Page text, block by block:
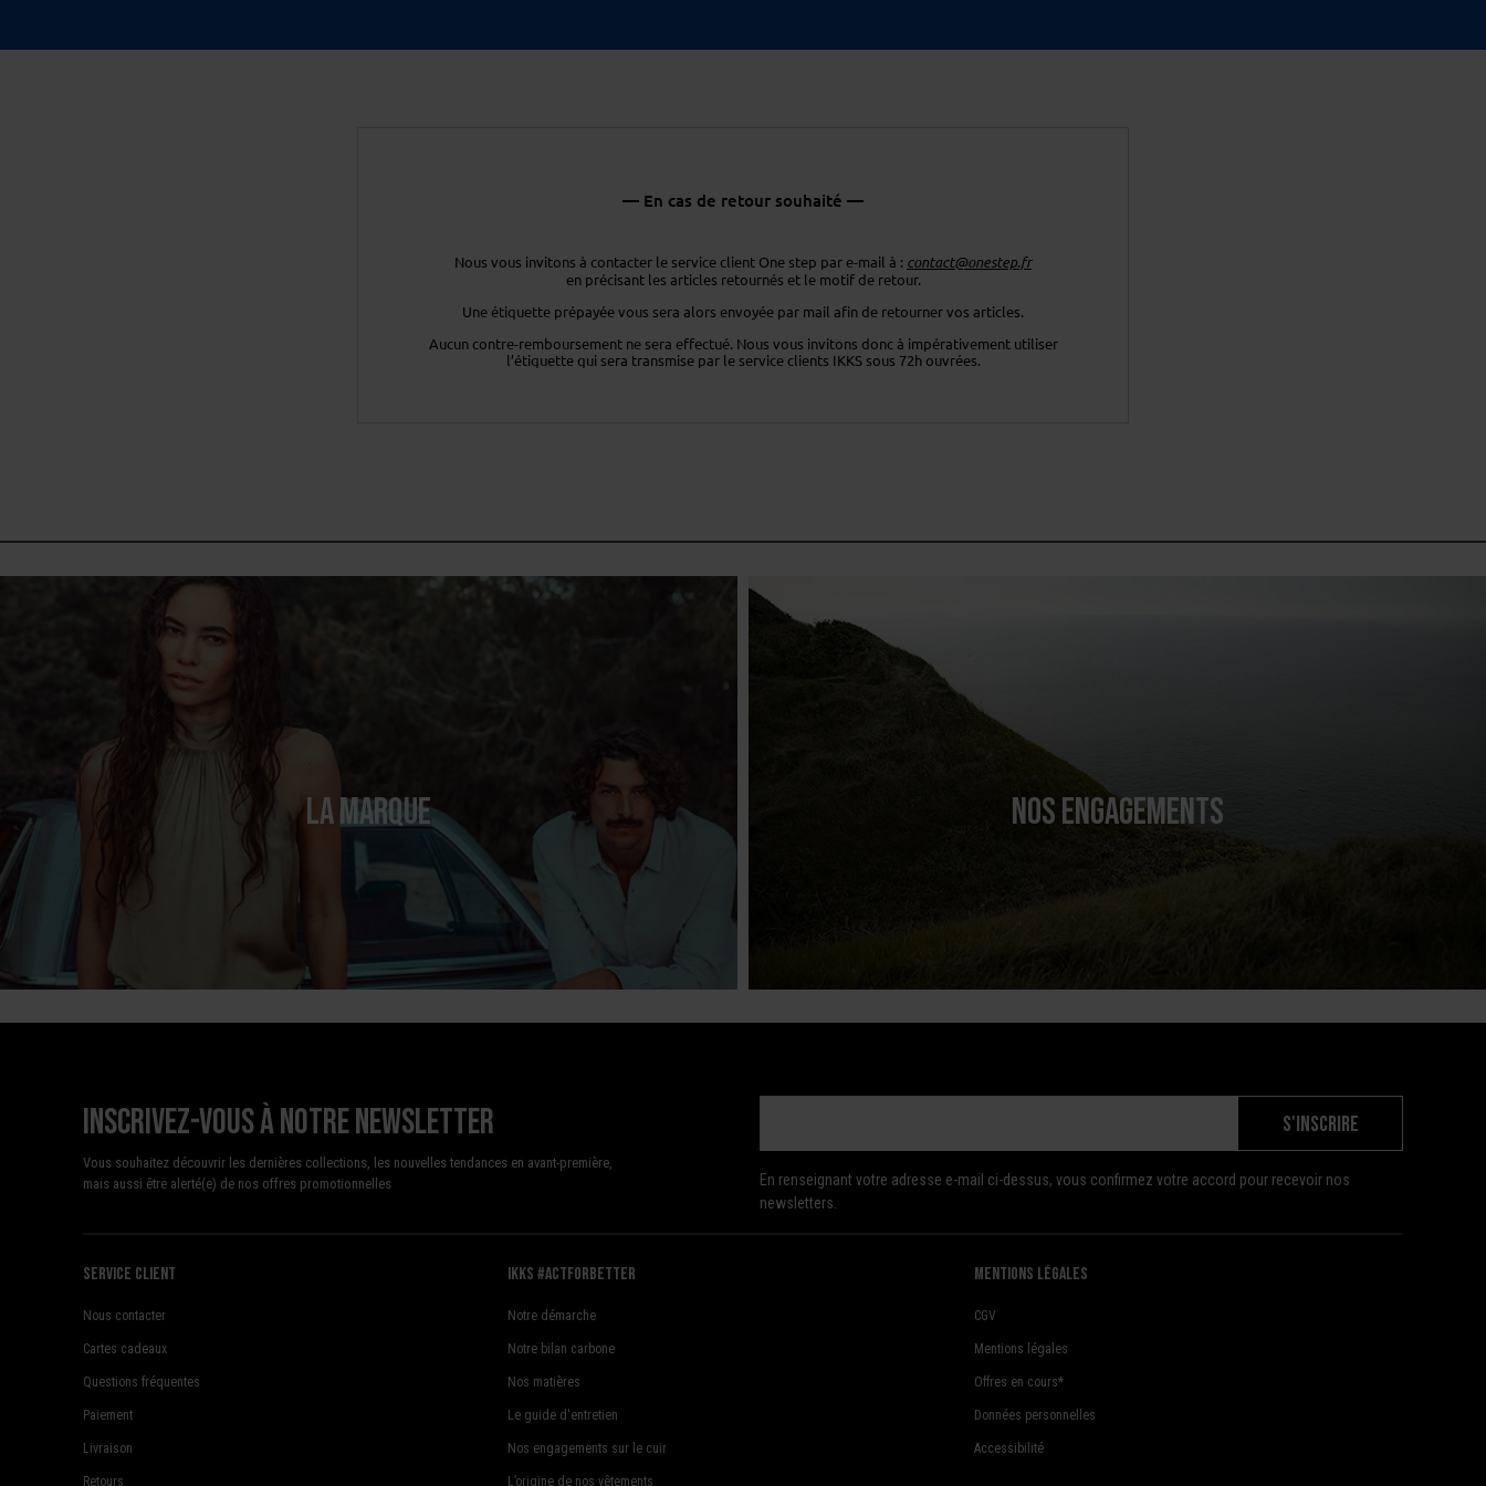
— En cas de retour souhaité —
Nous vous invitons à contacter le service client One step par e-mail à : contact@onestep.fr
en précisant les articles retournés et le motif de retour.
Une étiquette prépayée vous sera alors envoyée par mail afin de retournervos articles.
Aucun contre-remboursement ne sera effectué. Nous vous invitons doncà impérativement utiliser
l’étiquettequi sera transmise par le service clients IKKS sous 72h ouvrées.
LA MARQUE NOS ENGAGEMENTS
Inscrivez-vous à notre newsletter
Vous souhaitez découvrir les dernières collections, les nouvelles tendances en avant-première,
mais aussi être alerté(e) de nos offres promotionnelles
S'INSCRIRE
En renseignant votre adresse e-mail ci-dessus, vous confirmez votre accord pour recevoir nos
newsletters.
Service client
Nous contacter
Cartes cadeaux
Questions fréquentes
Paiement
Livraison
Retours
Ikks #actforbetter
Notre démarche
Notre bilan carbone
Nos matières
Le guide d'entretien
Nos engagements sur le cuir
L’origine de nos vêtements
mentions légales
CGV
Mentions légales
Offres en cours*
Données personnelles
Accessibilité